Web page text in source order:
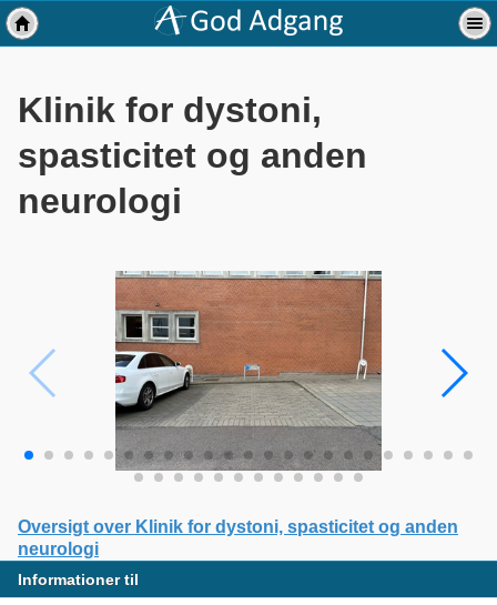
Klinik for dystoni,
spasticitet og anden
neurologi
Oversigt over Klinik for dystoni, spasticitet og anden
neurologi
Informationer til